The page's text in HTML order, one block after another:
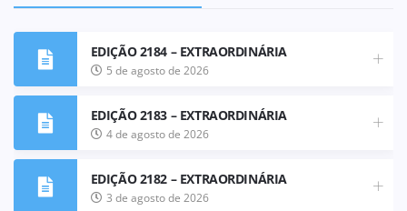
EDIÇÃO 2184 – EXTRAORDINÁRIA
5 de agosto de 2026
EDIÇÃO 2183 – EXTRAORDINÁRIA
4 de agosto de 2026
EDIÇÃO 2182 – EXTRAORDINÁRIA
3 de agosto de 2026